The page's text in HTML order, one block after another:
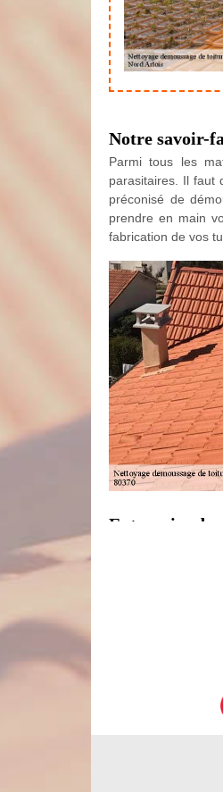
Notre savoir-
Parmi tous les
parasitaires. Il faut
préconisé de
prendre en main
fabrication de vos
Entreprise de
nettoyer votre
Vous disposez
d’eau sont très
vérifier l’état de